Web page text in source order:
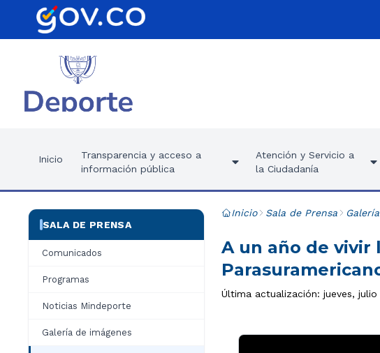
Inicio
Transparencia y acceso a
información pública
Atención y Servicio a
la Ciudadanía
SALA DE PRENSA
Comunicados
Programas
Noticias Mindeporte
Galería de imágenes
Inicio Sala de Prensa
A un año de vivir
Última actualización: jueves, julio